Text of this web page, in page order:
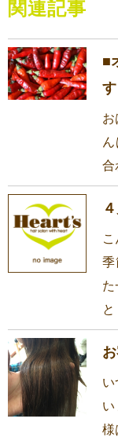
関連記事
■
す
お
合
季
た
と
い
様